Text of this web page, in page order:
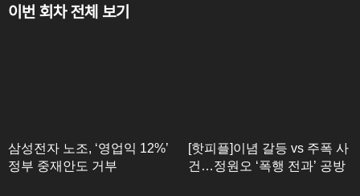
이번 회차 전체 보기
삼성전자 노조, ‘영업익 12%’
정부 중재안도 거부
[핫피플]이념 갈등 vs 주폭 사
건…정원오 ‘폭행 전과’ 공방